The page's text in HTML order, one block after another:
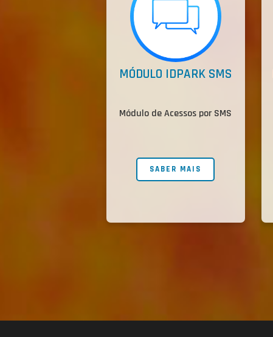
MÓDULO IDPARK SMS
Módulo de Acessos por SMS
SABER MAIS